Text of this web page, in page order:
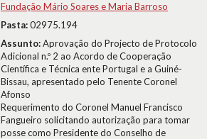
Fundação Mário Soares e Maria Barroso
Pasta:02975.194
Assunto:Aprovação do Projecto de Protocolo
Adicional n.º 2 ao Acordo de Cooperação
Científica e Técnica ente Portugal e a Guiné-
Bissau, apresentado pelo Tenente Coronel
Afonso
Requerimento do Coronel Manuel Francisco
Fangueiro solicitando autorização para tomar
posse como Presidente do Conselho de